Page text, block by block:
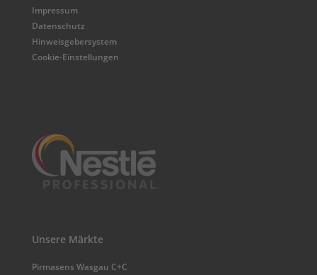
Impressum
Datenschutz
Hinweisgebersystem
Cookie-Einstellungen
Unsere Märkte
Pirmasens Wasgau C+C